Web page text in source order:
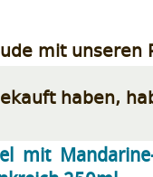
mit unseren
haben,
mit